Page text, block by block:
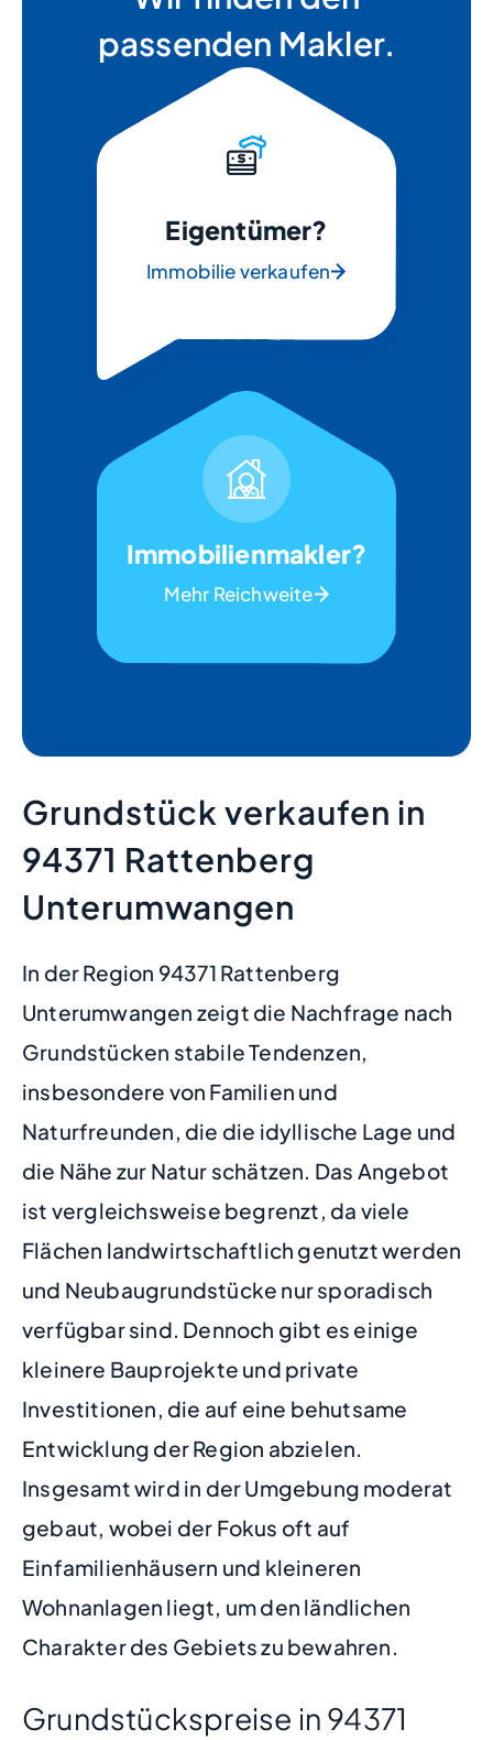
passenden Makler.
Eigentümer?
Immobilie verkaufen
Immobilienmakler?
Mehr Reichweite
Grundstück verkaufen in
94371 Rattenberg
Unterumwangen
In der Region 94371 Rattenberg
Unterumwangen zeigt die Nachfrage nach
Grundstücken stabile Tendenzen,
insbesondere von Familien und
Naturfreunden, die die idyllische Lage und
die Nähe zur Natur schätzen. Das Angebot
ist vergleichsweise begrenzt, da viele
Flächen landwirtschaftlich genutzt werden
und Neubaugrundstücke nur sporadisch
verfügbar sind. Dennoch gibt es einige
kleinere Bauprojekte und private
Investitionen, die auf eine behutsame
Entwicklung der Region abzielen.
Insgesamt wird in der Umgebung moderat
gebaut, wobei der Fokus oft auf
Einfamilienhäusern und kleineren
Wohnanlagen liegt, um den ländlichen
Charakter des Gebiets zu bewahren.
Grundstückspreise in 94371